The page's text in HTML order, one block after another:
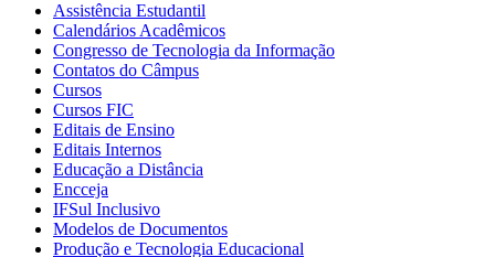
Assistência Estudantil
Calendários Acadêmicos
Congresso de Tecnologia da Informação
Contatos do Câmpus
Cursos
Cursos FIC
Editais de Ensino
Editais Internos
Educação a Distância
Encceja
IFSul Inclusivo
Modelos de Documentos
Produção e Tecnologia Educacional